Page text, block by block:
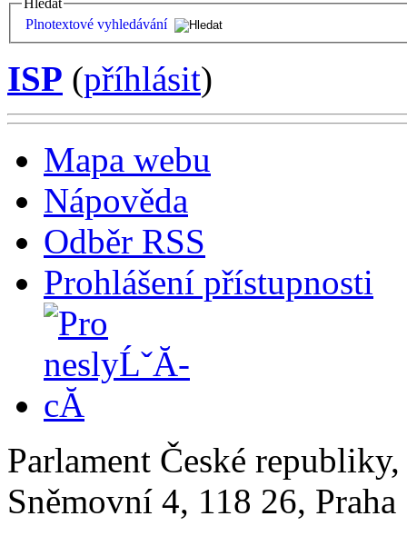
Plnotextové vyhledávání
ISP (příhlásit)
Mapa webu
Nápověda
Odběr RSS
Prohlášení přístupnosti
Parlament České
Sněmovní 4, 118 26,